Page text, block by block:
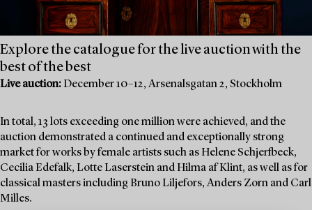
Explore the catalogue for the live auction with the
best of the best
Live auction: December 10–12, Arsenalsgatan 2, Stockholm
In total, 13 lots exceeding one million were achieved, and the
auction demonstrated a continued and exceptionally strong
market for works by female artists such as Helene Schjerfbeck,
Cecilia Edefalk, Lotte Laserstein and Hilma af Klint, as well as for
classical masters including Bruno Liljefors, Anders Zorn and Carl
Milles.